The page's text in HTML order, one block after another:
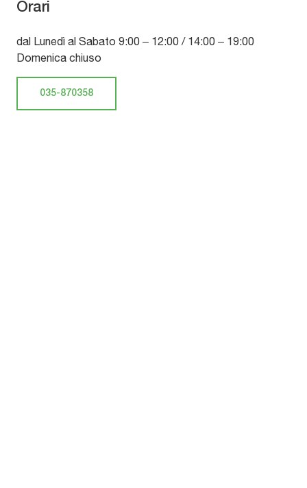
Orari
dal Lunedì al Sabato 9:00 – 12:00 / 14:00 – 19:00
Domenica chiuso
035-870358